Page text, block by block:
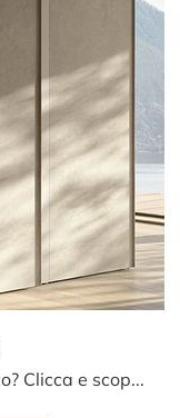
Cerchi un guardaroba in melaminico? Clicca e scopri armadi a muro con ante scorrevoli di Colombini Casa.